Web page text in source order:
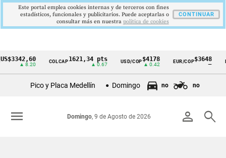
Cintillo
Colombia
COLCAP1621,34 pts USD/COP$4178
▲ 0.42
EUR/COP$3648
—
Pico y Placa Medellín Domingo no no
person search
Domingo, 9 de Agosto de 2026
menu
Este portal emplea cookies internas y de terceros con fines
estadísticos, funcionales y publicitarios. Puede aceptarlas o
consultar más en nuestra politica de cookies
CONTINUAR